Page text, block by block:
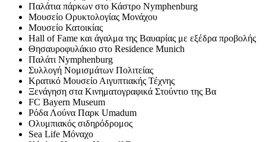
Παλάτια πάρκων στο Κάστρο Nymphenburg
Μουσείο Ορυκτολογίας Μονάχου
Μουσείο Κατοικίας
Hall of Fame και άγαλμα της Βαυαρίας με εξέδρα προβολής
Θησαυροφυλάκιο στο Residence Munich
Παλάτι Nymphenburg
Συλλογή Νομισμάτων Πολιτείας
Κρατικό Μουσείο Αιγυπτιακής Τέχνης
Ξενάγηση στα Κινηματογραφικά Στούντιο της Βα
FC Bayern Museum
Ρόδα Λούνα Παρκ Umadum
Ολυμπιακός σιδηρόδρομος
Sea Life Μόναχο